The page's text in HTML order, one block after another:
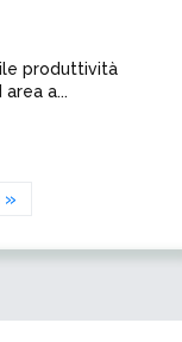
produttività
a...
»